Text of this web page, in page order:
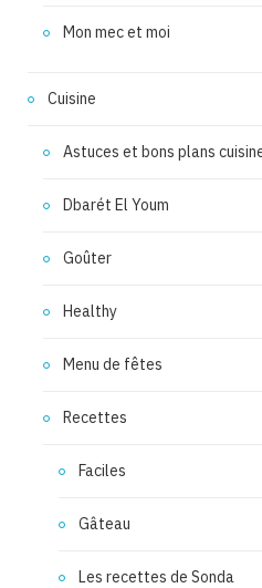
Mon mec et moi
Cuisine
Astuces et bons plans
Dbarét El Youm
Goûter
Healthy
Menu de fêtes
Recettes
Faciles
Gâteau
Les recettes de Sonda